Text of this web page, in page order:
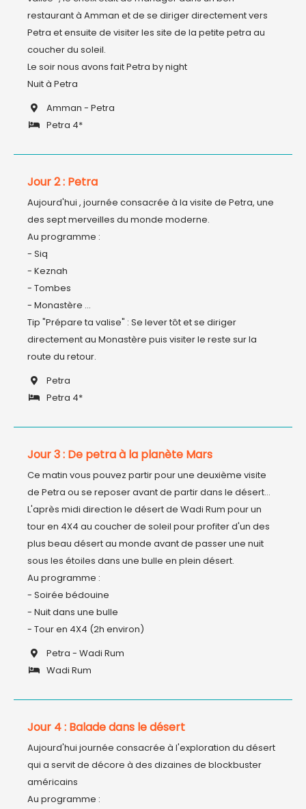
restaurant à Amman et de se diriger directement vers
Petra et ensuite de visiter les site de la petite petra au
coucher du soleil.
Le soir nous avons fait Petra by night
Nuit à Petra
Amman - Petra
Petra 4*
Jour 2 : Petra
Aujourd'hui , journée consacrée à la visite de Petra, une
des sept merveilles du monde moderne.
Au programme :
- Siq
- Keznah
- Tombes
- Monastère ...
Tip "Prépare ta valise" : Se lever tôt et se diriger
directement au Monastère puis visiter le reste sur la
route du retour.
Petra
Petra 4*
Jour 3 : De petra à la planète Mars
Ce matin vous pouvez partir pour une deuxième visite
de Petra ou se reposer avant de partir dans le désert...
L'après midi direction le désert de Wadi Rum pour un
tour en 4X4 au coucher de soleil pour profiter d'un des
plus beau désert au monde avant de passer une nuit
sous les étoiles dans une bulle en plein désert.
Au programme :
- Soirée bédouine
- Nuit dans une bulle
- Tour en 4X4 (2h environ)
Petra - Wadi Rum
Wadi Rum
Jour 4 : Balade dans le désert
Aujourd'hui journée consacrée à l'exploration du désert
qui a servit de décore à des dizaines de blockbuster
américains
Au programme :